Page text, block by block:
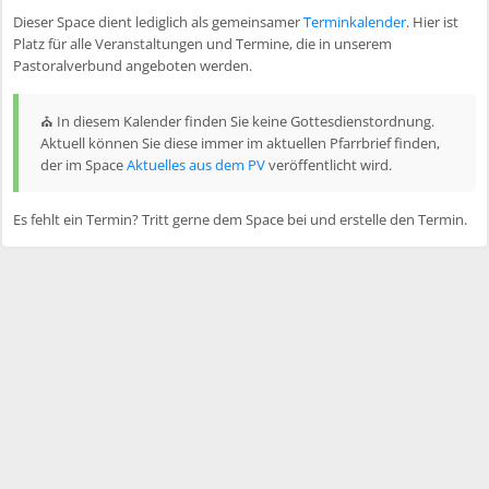
Dieser Space dient lediglich als gemeinsamerTerminkalender. Hier ist
Platz für alle Veranstaltungen und Termine, die in unserem
Pastoralverbund angeboten werden.
⛪ In diesem Kalender finden Sie keine Gottesdienstordnung.
Aktuell können Sie diese immer im aktuellen Pfarrbrief finden,
der im SpaceAktuelles aus dem PVveröffentlicht wird.
Es fehlt ein Termin? Tritt gerne dem Space bei und erstelle den Termin.